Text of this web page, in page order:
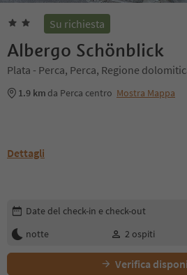
Su richiesta
Albergo Schönblick
Plata - Perca, Perca, Regione
1.9 km da Perca centro Mostra Mappa
Dettagli
Modifica i dettagli della prenotazione
Date del check-in e check-out
notte
2 ospiti
Verifica